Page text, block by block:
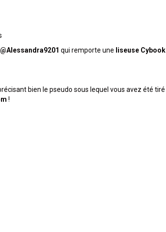
@Alessandra9201 qui remporte une liseuse Cybook
bien le pseudo sous lequel vous avez été tiré
!